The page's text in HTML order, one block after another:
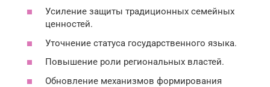
Усиление защиты традиционных семейных
ценностей.
Уточнение статуса государственного языка.
Повышение роли региональных властей.
Обновление механизмов формирования